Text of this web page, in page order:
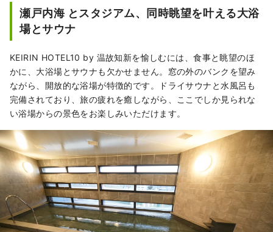
瀬戸内海 とスタジアム、同時眺望を叶える大浴
場とサウナ
KEIRIN HOTEL10 by 温故知新を愉しむには、食事と眺望のほ
かに、大浴場とサウナも欠かせません。窓の外のバンクを望み
ながら、開放的な浴場が特徴的です。ドライサウナと水風呂も
完備されており、旅の疲れを癒しながら、ここでしか見られな
い浴場からの景色をお楽しみいただけます。